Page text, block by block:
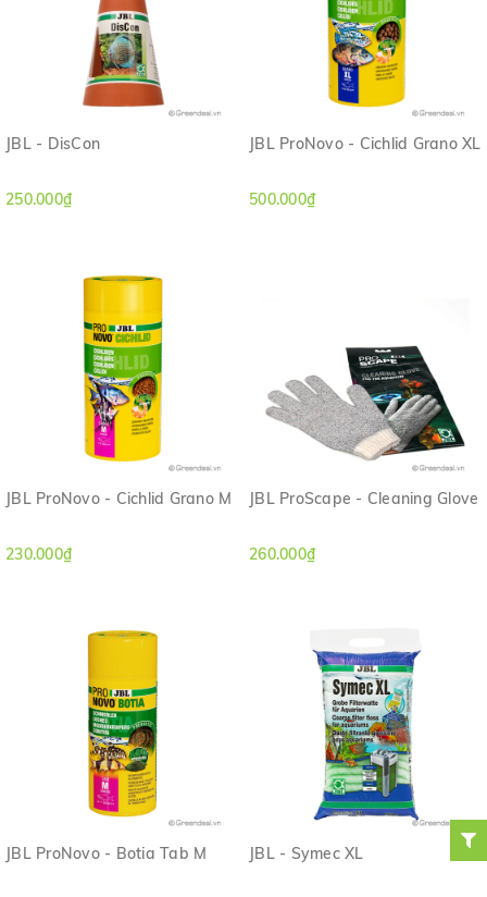
JBL - DisCon
250.000₫
JBL ProNovo - Cichlid Grano XL
500.000₫
JBL ProNovo - Cichlid Grano M
230.000₫
JBL ProScape - Cleaning Glove
260.000₫
JBL ProNovo - Botia Tab M JBL - Symec XL